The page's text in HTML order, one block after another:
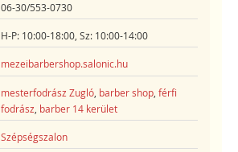
06-30/553-0730
H-P: 10:00-18:00, Sz: 10:00-14:00
mezeibarbershop.salonic.hu
mesterfodrász Zugló barber shop ,férfi
fodrász barber 14 kerület
Szépségszalon